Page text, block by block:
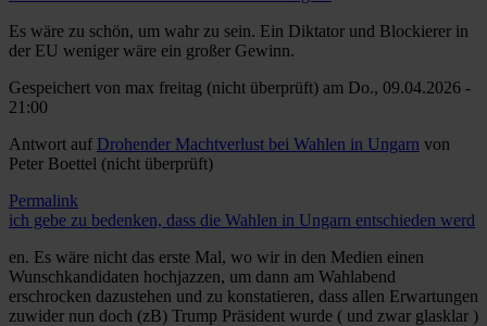
Es wäre zu schön, um wahr zu sein. Ein Diktator und Blockierer in
der EU weniger wäre ein großer Gewinn.
Gespeichert von max freitag (nicht überprüft) am Do., 09.04.2026 -
21:00
Antwort auf Drohender Machtverlust bei Wahlen in Ungarn von
Peter Boettel (nicht überprüft)
Permalink
ich gebe zu bedenken, dass die Wahlen in Ungarn entschieden werd
en. Es wäre nicht das erste Mal, wo wir in den Medien einen
Wunschkandidaten hochjazzen, um dann am Wahlabend
erschrocken dazustehen und zu konstatieren, dass allen Erwartungen
zuwider nun doch (zB) Trump Präsident wurde ( und zwar glasklar )